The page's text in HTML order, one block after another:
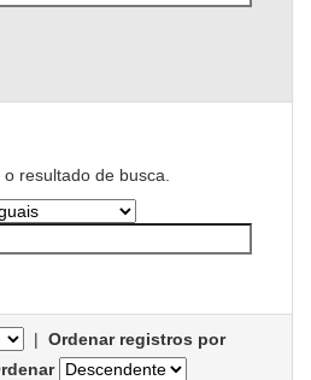
resultado de busca.
| Ordenar registros por